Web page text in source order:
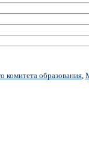
комитета образования,